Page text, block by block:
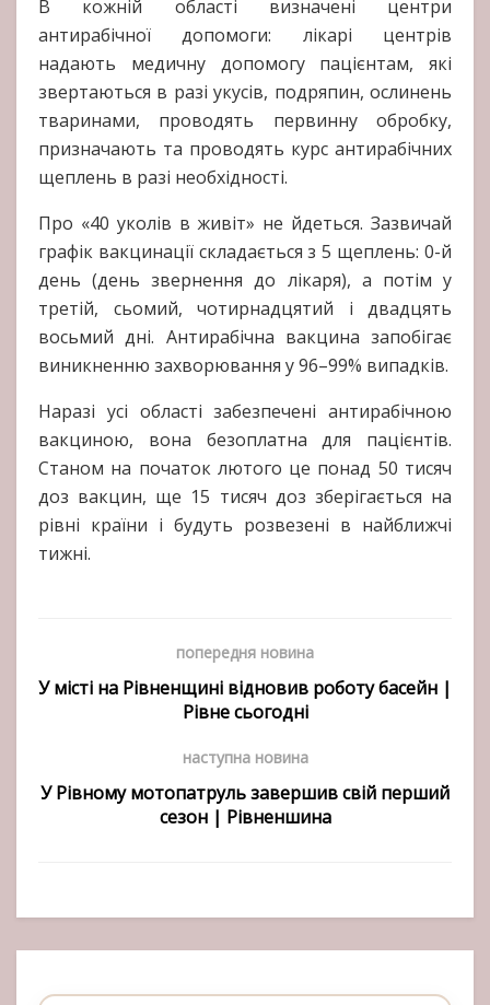
В кожній області визначені центри
антирабічної допомоги: лікарі центрів
надають медичну допомогу пацієнтам, які
звертаються в разі укусів, подряпин, ослинень
тваринами, проводять первинну обробку,
призначають та проводять курс антирабічних
щеплень в разі необхідності.
Про «40 уколів в живіт» не йдеться. Зазвичай
графік вакцинації складається з 5 щеплень: 0-й
день (день звернення до лікаря), а потім у
третій, сьомий, чотирнадцятий і двадцять
восьмий дні. Антирабічна вакцина запобігає
виникненню захворювання у 96–99% випадків.
Наразі усі області забезпечені антирабічною
вакциною, вона безоплатна для пацієнтів.
Станом на початок лютого це понад 50 тисяч
доз вакцин, ще 15 тисяч доз зберігається на
рівні країни і будуть розвезені в найближчі
тижні.
попередня новина
У місті на Рівненщині відновив роботу басейн |
Рівне сьогодні
наступна новина
У Рівному мотопатруль завершив свій перший
сезон | Рівненшина